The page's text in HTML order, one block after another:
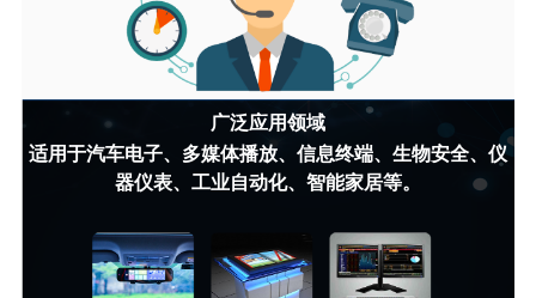
广泛应用领域
适用于汽车电子、多媒体播放、信息终端、生物安全、仪
器仪表、工业自动化、智能家居等。